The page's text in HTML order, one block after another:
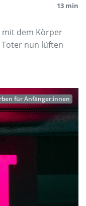
13 min
mit dem Körper
nun lüften
für Anfänger:innen